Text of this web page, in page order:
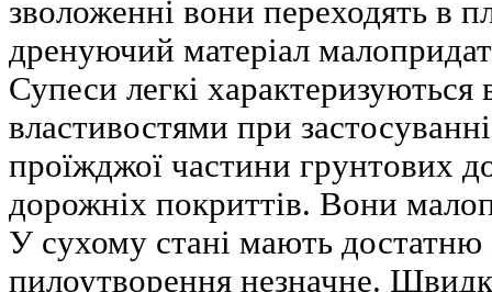
зволоженні вони переходять в
дренуючий матеріал
Супеси легкі
властивостями при
проїжджої частини грунтових
дорожніх покриттів. Вони
У сухому стані мають достатню
пилоутворення незначне.